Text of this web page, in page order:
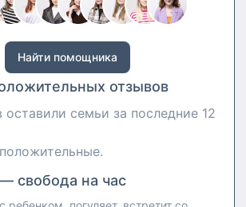
Найти помощника
отзывов
оставили семьи за последние 12
— свобода на час